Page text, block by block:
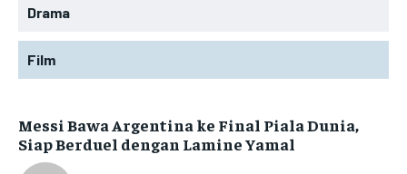
Drama
Film
Messi Bawa Argentina ke Final Piala Dunia,
Siap Berduel dengan Lamine Yamal